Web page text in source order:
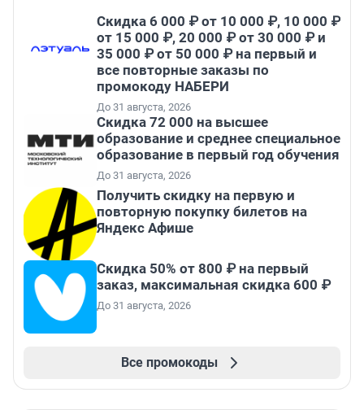
Скидка 6 000 ₽ от 10 000 ₽, 10 000 ₽
от 15 000 ₽, 20 000 ₽ от 30 000 ₽ и
35 000 ₽ от 50 000 ₽ на первый и
все повторные заказы по
промокоду НАБЕРИ
До 31 августа, 2026
Скидка 72 000 на высшее
образование и среднее специальное
образование в первый год обучения
До 31 августа, 2026
Получить скидку на первую и
повторную покупку билетов на
Яндекс Афише
Скидка 50% от 800 ₽ на первый
заказ, максимальная скидка 600 ₽
До 31 августа, 2026
Все промокоды